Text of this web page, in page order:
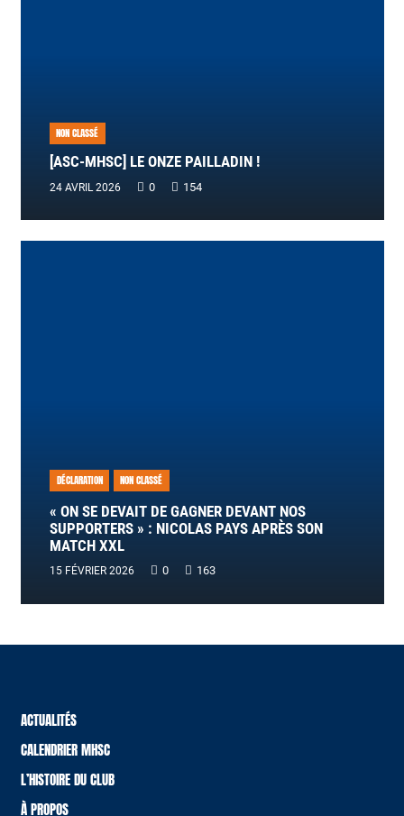
NON CLASSÉ
[ASC-MHSC] LE ONZE PAILLADIN !
24 AVRIL 2026 0 154
DÉCLARATION NON CLASSÉ
« ON SE DEVAIT DE GAGNER DEVANT NOS
SUPPORTERS » : NICOLAS PAYS APRÈS SON
MATCH XXL
15 FÉVRIER 2026 0 163
ACTUALITÉS
CALENDRIER MHSC
L’HISTOIRE DU CLUB
À PROPOS